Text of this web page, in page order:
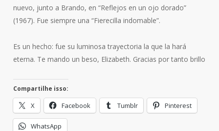
nuevo, junto a Brando, en “Reflejos en un ojo dorado”
(1967). Fue siempre una “Fierecilla indomable”.
Es un hecho: fue su luminosa trayectoria la que la hará
eterna. Te mando un beso, Elizabeth. Gracias por tanto brillo
Compartilhe isso:
X Facebook Tumblr Pinterest
WhatsApp